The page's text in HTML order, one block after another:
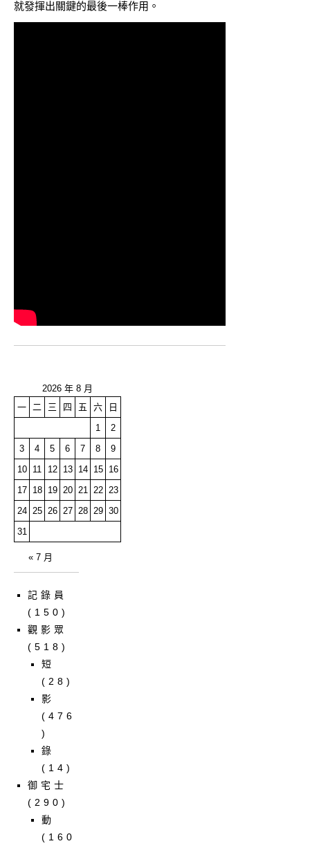
就發揮出關鍵的最後一棒作用。
2026 年 8 月
一 二 三 四 五 六
日
1
2
3
4 5 6 7 8
9
10
11 12 13 14 15
16
17
18 19 20 21 22 23
24 25 26 27 28 29 30
31
« 7 月
記錄員
(150)
觀影眾
(518)
短
(28)
影
(476
)
錄
(14)
御宅士
(290)
動
(160